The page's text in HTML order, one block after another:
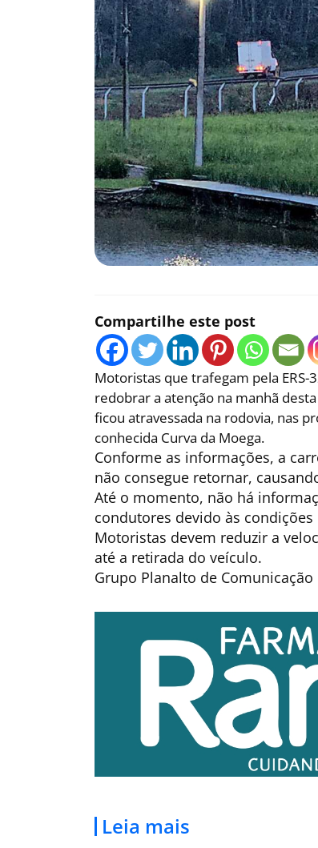
Compartilhe este post
Motoristas que trafegam pela
redobrar a atenção na manhã
ficou atravessada na rodovia, nas
conhecida Curva da Moega.
Conforme as informações, a
não consegue retornar,
Até o momento, não há
condutores devido às
Motoristas devem reduzir a
até a retirada do veículo.
Grupo Planalto de Comunicação
Leia mais